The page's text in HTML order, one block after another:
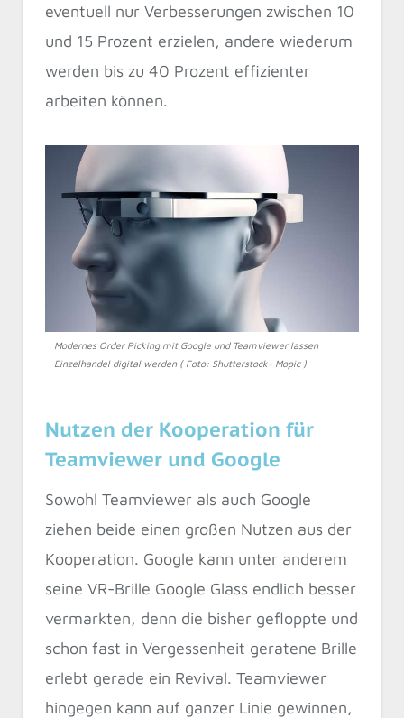
eventuell nur Verbesserungen zwischen 10
und 15 Prozent erzielen, andere wiederum
werden bis zu 40 Prozent effizienter
arbeiten können.
Modernes Order Picking mit Google und Teamviewer lassen
Einzelhandel digital werden ( Foto: Shutterstock- Mopic )
Nutzen der Kooperation für
Teamviewer und Google
Sowohl Teamviewer als auch Google
ziehen beide einen großen Nutzen aus der
Kooperation. Google kann unter anderem
seine VR-Brille Google Glass endlich besser
vermarkten, denn die bisher gefloppte und
schon fast in Vergessenheit geratene Brille
erlebt gerade ein Revival. Teamviewer
hingegen kann auf ganzer Linie gewinnen,